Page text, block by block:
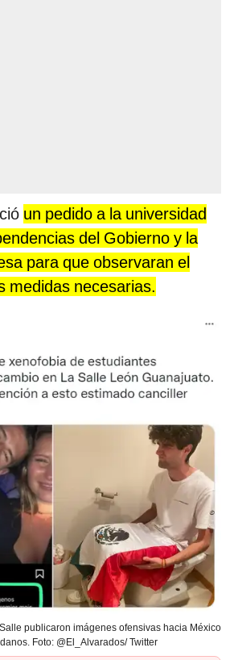
un pedido a la universidad
del Gobierno y la
para que observaran el
medidas necesarias.
publicaron imágenes ofensivas hacia México
Foto: @El_Alvarados/ Twitter